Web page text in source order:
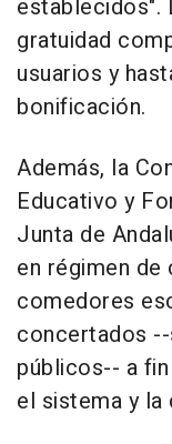
establecidos".
gratuidad
usuarios y
bonificación.
Además, la
Educativo y
Junta de
en régimen
comedores
concertados
públicos-- a
el sistema y la